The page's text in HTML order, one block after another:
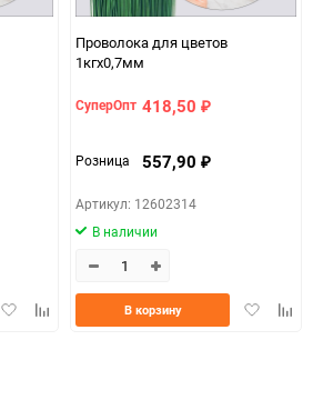
ДобавитьДобавить
Проволока для цветов
1кгx0,7мм
СуперОпт 418,50 ₽
Розница 557,90 ₽
Артикул: 12602314
В наличии
Добавить
В корзину